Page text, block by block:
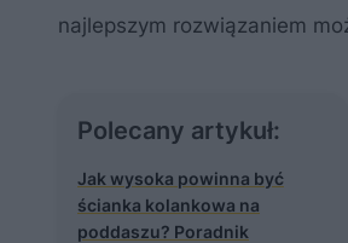
najlepszym rozwiązaniem
Polecany artykuł:
Jak wysoka powinna być
ścianka kolankowa na
poddaszu? Poradnik